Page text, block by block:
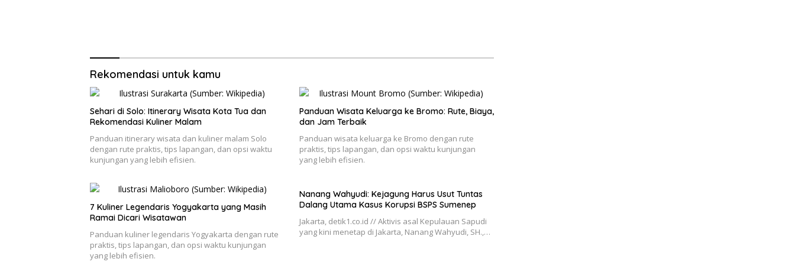
Rekomendasi untuk kamu
Sehari di Solo: Itinerary Wisata Kota Tua dan
Rekomendasi Kuliner Malam
Panduan itinerary wisata dan kuliner malam Solo
dengan rute praktis, tips lapangan, dan opsi waktu
kunjungan yang lebih efisien.
Panduan Wisata Keluarga ke Bromo: Rute, Biaya,
dan Jam Terbaik
Panduan wisata keluarga ke Bromo dengan rute
praktis, tips lapangan, dan opsi waktu kunjungan
yang lebih efisien.
7 Kuliner Legendaris Yogyakarta yang Masih
Ramai Dicari Wisatawan
Panduan kuliner legendaris Yogyakarta dengan rute
praktis, tips lapangan, dan opsi waktu kunjungan
yang lebih efisien.
Nanang Wahyudi: Kejagung Harus Usut Tuntas
Dalang Utama Kasus Korupsi BSPS Sumenep
Jakarta, detik1.co.id // Aktivis asal Kepulauan Sapudi
yang kini menetap di Jakarta, Nanang Wahyudi, SH.,…